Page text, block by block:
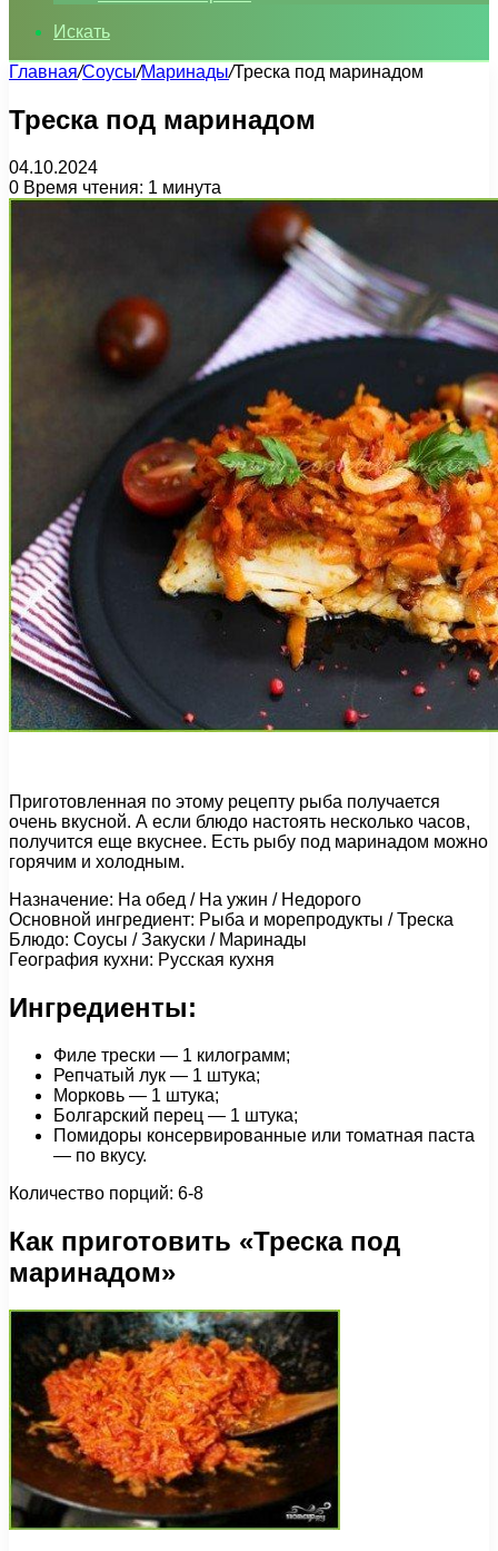
Искать
Главная/Соусы/Маринады/Треска под маринадом
Треска под маринадом
04.10.2024
0 Время чтения: 1 минута
Приготовленная по этому рецепту рыба получается
очень вкусной. А если блюдо настоять несколько часов,
получится еще вкуснее. Есть рыбу под маринадом можно
горячим и холодным.
Назначение: На обед / На ужин / Недорого
Основной ингредиент: Рыба и морепродукты / Треска
Блюдо: Соусы / Закуски / Маринады
География кухни: Русская кухня
Ингредиенты:
Филе трески — 1 килограмм;
Репчатый лук — 1 штука;
Морковь — 1 штука;
Болгарский перец — 1 штука;
Помидоры консервированные или томатная паста
— по вкусу.
Количество порций: 6-8
Как приготовить «Треска под
маринадом»